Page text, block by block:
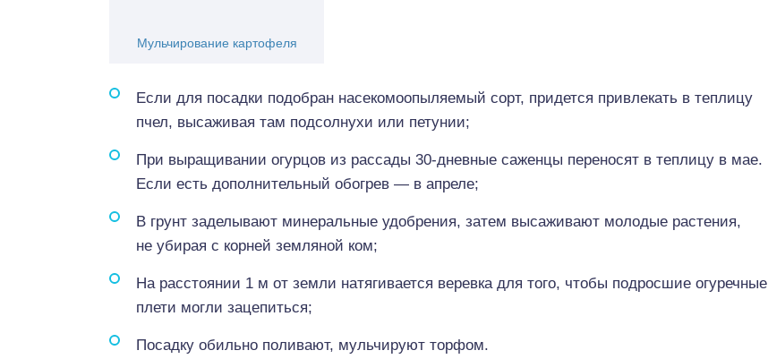
Мульчирование картофеля
Если для посадки подобран насекомоопыляемый сорт, придется привлекать в теплицу
пчел, высаживая там подсолнухи или петунии;
При выращивании огурцов из рассады 30-дневные саженцы переносят в теплицу в мае.
Если есть дополнительный обогрев — в апреле;
В грунт заделывают минеральные удобрения, затем высаживают молодые растения,
не убирая с корней земляной ком;
На расстоянии 1 м от земли натягивается веревка для того, чтобы подросшие огуречные
плети могли зацепиться;
Посадку обильно поливают, мульчируют торфом.